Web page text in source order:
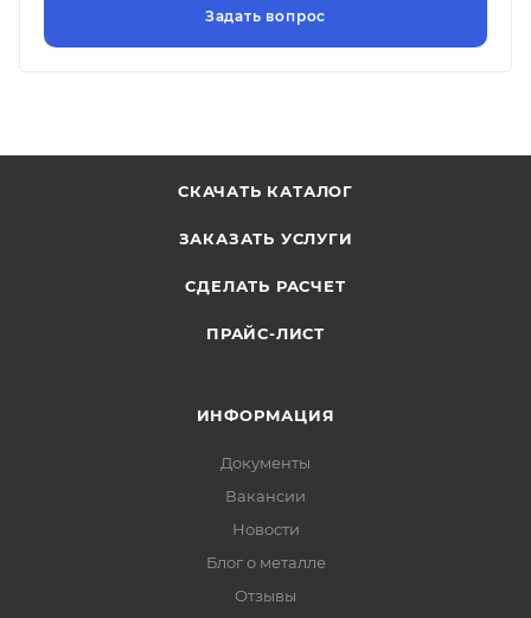
СКАЧАТЬ КАТАЛОГ
ЗАКАЗАТЬ УСЛУГИ
СДЕЛАТЬ РАСЧЕТ
ПРАЙС-ЛИСТ
ИНФОРМАЦИЯ
Документы
Вакансии
Новости
Блог о металле
Отзывы